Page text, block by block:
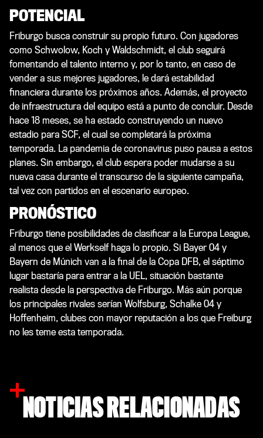
POTENCIAL
Friburgo busca construir su propio futuro. Con jugadores
como Schwolow, Koch y Waldschmidt, el club seguirá
fomentando el talento interno y, por lo tanto, en caso de
vender a sus mejores jugadores, le dará estabilidad
financiera durante los próximos años. Además, el proyecto
de infraestructura del equipo está a punto de concluir. Desde
hace 18 meses, se ha estado construyendo un nuevo
estadio para SCF, el cual se completará la próxima
temporada. La pandemia de coronavirus puso pausa a estos
planes. Sin embargo, el club espera poder mudarse a su
nueva casa durante el transcurso de la siguiente campaña,
tal vez con partidos en el escenario europeo.
PRONÓSTICO
Friburgo tiene posibilidades de clasificar a la Europa League,
al menos que el Werkself haga lo propio. Si Bayer 04 y
Bayern de Múnich van a la final de la Copa DFB, el séptimo
lugar bastaría para entrar a la UEL, situación bastante
realista desde la perspectiva de Friburgo. Más aún porque
los principales rivales serían Wolfsburg, Schalke 04 y
Hoffenheim, clubes con mayor reputación a los que Freiburg
no les teme esta temporada.
NOTICIAS RELACIONADAS